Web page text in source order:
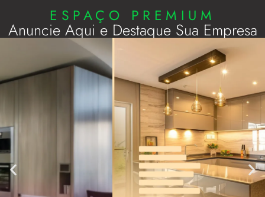
ESPAÇO PREMIUM
Anuncie Aqui e Destaque Sua Empresa